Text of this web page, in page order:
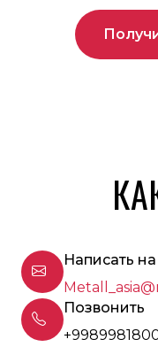
Написать
Позвонить